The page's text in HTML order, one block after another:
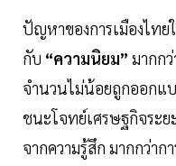
ปัญหาของการเมืองไทย
กับ “ความนิยม” มากกว่
จำนวนไม่น้อยถูกออกแ
ชนะโจทย์เศรษฐกิจระ
จากความรู้สึก มากกว่